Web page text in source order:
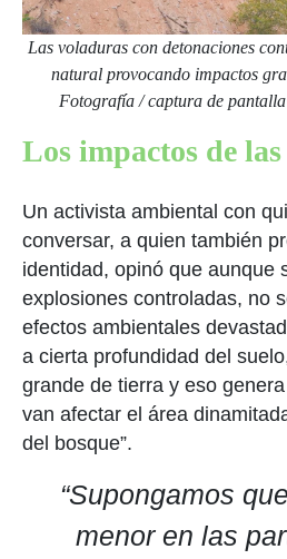
Las voladuras con detonaciones
natural provocando impactos
Fotografía / captura de
Los impactos de
Un activista ambiental con
conversar, a quien también
identidad, opinó que aunque
explosiones controladas, no
efectos ambientales
a cierta profundidad del
grande de tierra y eso
van afectar el área
del bosque”.
“Supongamos
menor en las